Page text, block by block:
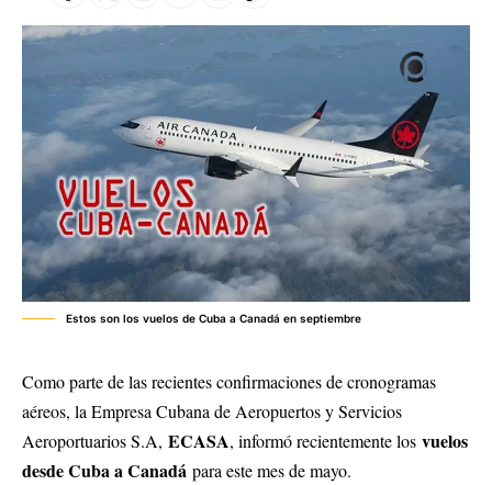
Estos son los vuelos de Cuba a Canadá en septiembre
Como parte de las recientes confirmaciones de cronogramas
aéreos, la Empresa Cubana de Aeropuertos y Servicios
Aeroportuarios S.A, ECASA, informó recientemente los vuelos
desde Cuba aCanadá para este mes de mayo.